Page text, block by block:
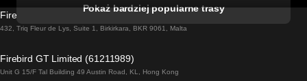
Pociąg Dublin - Galway
Pociąg Rzym - Neapol
Pokaż bardziej popularne trasy
Firebird GT Limited (OC 1451)
432, Triq Fleur de Lys, Suite 1, Birkirkara, BKR 9061, Malta
Firebird GT Limited (61211989)
Unit G 15/F Tal Building 49 Austin Road, KL, Hong Kong